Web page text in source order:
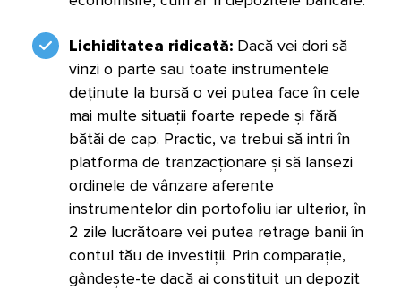
Lichiditatea ridicată: Dacă vei dori să
vinzi o parte sau toate instrumentele
deținute la bursă o vei putea face în cele
mai multe situații foarte repede și fără
bătăi de cap. Practic, va trebui să intri în
platforma de tranzacționare și să lansezi
ordinele de vânzare aferente
instrumentelor din portofoliu iar ulterior, în
2 zile lucrătoare vei putea retrage banii în
contul tău de investiții. Prin comparație,
gândește-te dacă ai constituit un depozit